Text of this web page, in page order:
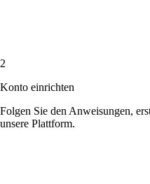
2
Konto einrichten
Folgen Sie den Anweisungen,
unsere Plattform.